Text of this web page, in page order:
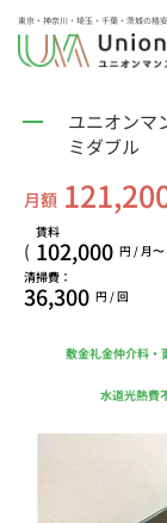
東京・神奈川・埼玉・千葉・茨城の格
ユニオンマ
ミダブル
月額
(
賃料
102,000 円 / 月〜
清掃費：
36,300 円 / 回
敷金礼金仲介料・
水道光熱費